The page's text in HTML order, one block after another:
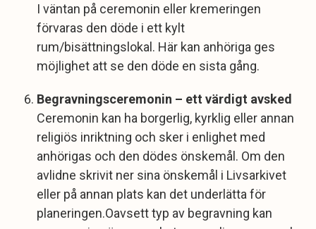
I väntan på ceremonin eller kremeringen
förvaras den döde i ett kylt
rum/bisättningslokal. Här kan anhöriga ges
möjlighet att se den döde en sista gång.
Begravningsceremonin – ett värdigt avsked
Ceremonin kan ha borgerlig, kyrklig eller annan
religiös inriktning och sker i enlighet med
anhörigas och den dödes önskemål. Om den
avlidne skrivit ner sina önskemål i Livsarkivet
eller på annan plats kan det underlätta för
planeringen.Oavsett typ av begravning kan